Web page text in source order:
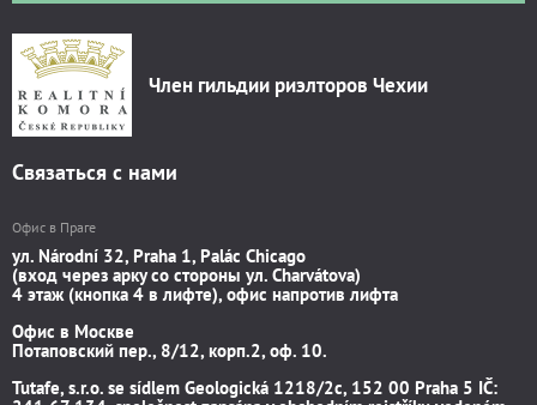
Член гильдии риэлторов Чехии
Связаться с нами
Офис в Праге
ул. Národní 32, Praha 1, Palác Chicago
(вход через арку со стороны ул. Charvátova)
4 этаж (кнопка 4 в лифте), офис напротив лифта
Офис в Москве
Потаповский пер., 8/12, корп.2, оф. 10.
Tutafe, s.r.o. se sídlem Geologická 1218/2c, 152 00 Praha 5 IČ: